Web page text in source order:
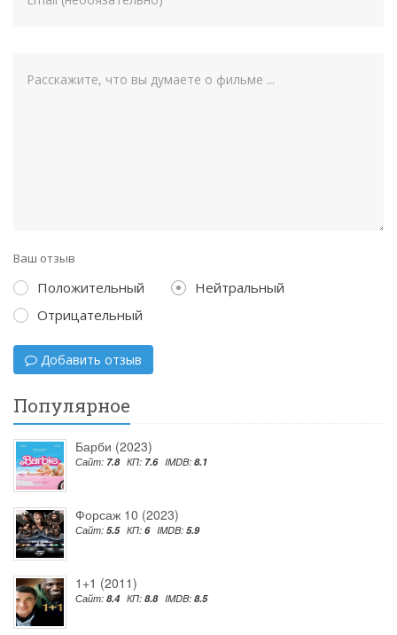
Ваш отзыв
Положительный
Нейтральный
Отрицательный
Добавить отзыв
Популярное
Барби (2023)
Сайт: 7.8 КП: 7.6 IMDB: 8.1
Форсаж 10 (2023)
Сайт: 5.5 КП: 6 IMDB: 5.9
1+1 (2011)
Сайт: 8.4 КП: 8.8 IMDB: 8.5